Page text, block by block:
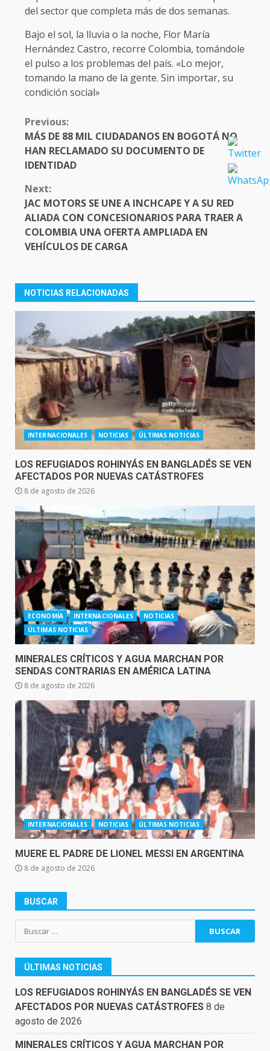
del sector que completa más de dos semanas.
Bajo el sol, la lluvia o la noche, Flor María
Hernández Castro, recorre Colombia, tomándole
el pulso a los problemas del país. «Lo mejor,
tomando la mano de la gente. Sin importar, su
condición social»
CONTINUE
READING
Previous:
MÁS DE 88 MIL CIUDADANOS EN BOGOTÁ NO
HAN RECLAMADO SU DOCUMENTO DE
IDENTIDAD
Next:
JAC MOTORS SE UNE A INCHCAPE Y A SU RED
ALIADA CON CONCESIONARIOS PARA TRAER A
COLOMBIA UNA OFERTA AMPLIADA EN
VEHÍCULOS DE CARGA
NOTICIAS RELACIONADAS
INTERNACIONALES NOTICIAS ÚLTIMAS NOTICIAS
LOS REFUGIADOS ROHINYÁS EN BANGLADÉS SE VEN
AFECTADOS POR NUEVAS CATÁSTROFES
8 de agosto de 2026
ECONOMÍA INTERNACIONALES
NOTICIAS
ÚLTIMAS NOTICIAS
MINERALES CRÍTICOS Y AGUA MARCHAN POR
SENDAS CONTRARIAS EN AMÉRICA LATINA
8 de agosto de 2026
INTERNACIONALES NOTICIAS ÚLTIMAS NOTICIAS
MUERE EL PADRE DE LIONEL MESSI EN ARGENTINA
8 de agosto de 2026
BUSCAR
Buscar:
ÚLTIMAS NOTICIAS
LOS REFUGIADOS ROHINYÁS EN BANGLADÉS SE VEN
AFECTADOS POR NUEVAS CATÁSTROFES 8 de
agosto de 2026
MINERALES CRÍTICOS Y AGUA MARCHAN POR